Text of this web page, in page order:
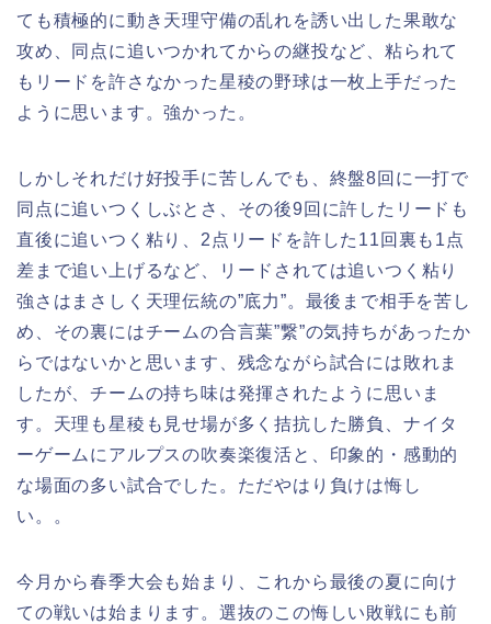
ても積極的に動き天理守備の乱れを誘い出した果敢な
攻め、同点に追いつかれてからの継投など、粘られて
もリードを許さなかった星稜の野球は一枚上手だった
ように思います。強かった。
しかしそれだけ好投手に苦しんでも、終盤8回に一打で
同点に追いつくしぶとさ、その後9回に許したリードも
直後に追いつく粘り、2点リードを許した11回裏も1点
差まで追い上げるなど、リードされては追いつく粘り
強さはまさしく天理伝統の”底力”。最後まで相手を苦し
め、その裏にはチームの合言葉”繋”の気持ちがあったか
らではないかと思います、残念ながら試合には敗れま
したが、チームの持ち味は発揮されたように思いま
す。天理も星稜も見せ場が多く拮抗した勝負、ナイタ
ーゲームにアルプスの吹奏楽復活と、印象的・感動的
な場面の多い試合でした。ただやはり負けは悔し
い。。
今月から春季大会も始まり、これから最後の夏に向け
ての戦いは始まります。選抜のこの悔しい敗戦にも前